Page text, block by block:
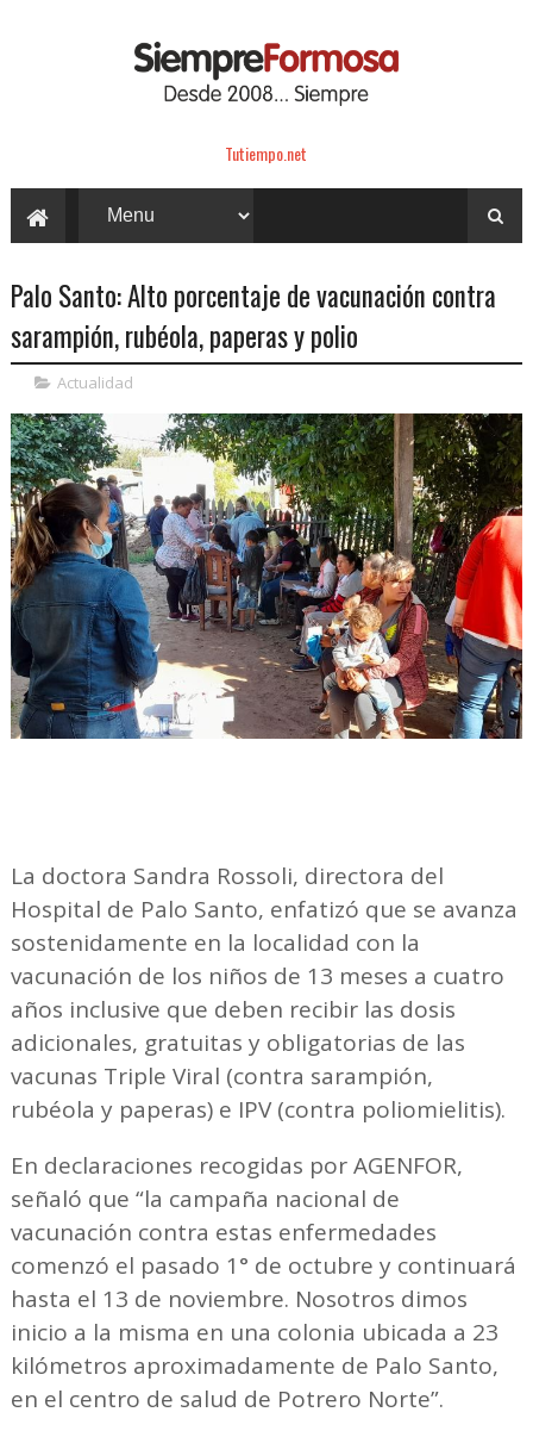
Tutiempo.net
Palo Santo: Alto porcentaje de vacunación contra
sarampión, rubéola, paperas y polio
Actualidad
La doctora Sandra Rossoli, directora del
Hospital de Palo Santo, enfatizó que se avanza
sostenidamente en la localidad con la
vacunación de los niños de 13 meses a cuatro
años inclusive que deben recibir las dosis
adicionales, gratuitas y obligatorias de las
vacunas Triple Viral (contra sarampión,
rubéola y paperas) e IPV (contra poliomielitis).
En declaraciones recogidas por AGENFOR,
señaló que “la campaña nacional de
vacunación contra estas enfermedades
comenzó el pasado 1° de octubre y continuará
hasta el 13 de noviembre. Nosotros dimos
inicio a la misma en una colonia ubicada a 23
kilómetros aproximadamente de Palo Santo,
en el centro de salud de Potrero Norte”.